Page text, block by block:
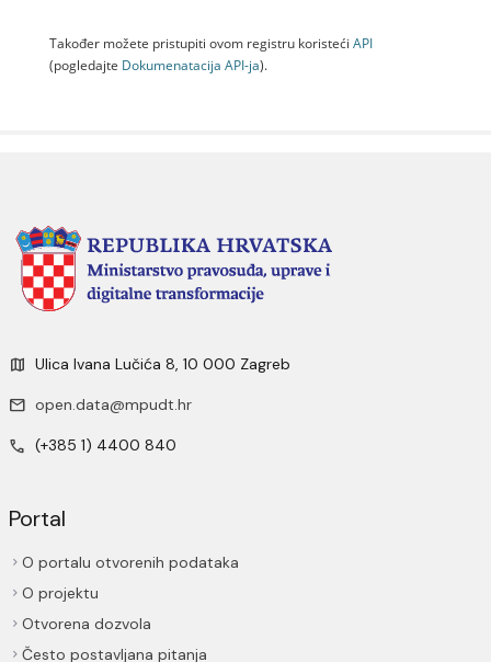
Također možete pristupiti ovom registru koristeći API
(pogledajte Dokumenаtаcijа API-jа).